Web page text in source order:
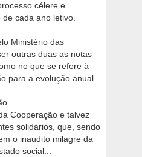
célere e
cada ano letivo.
Ministério das
outras duas as notas
no que se refere à
para a evolução anual
Cooperação e talvez
solidários, que, sendo
o inaudito milagre da
social...